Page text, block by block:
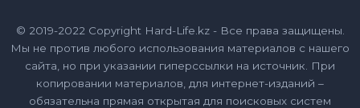
© 2019-2022 Copyright Hard-Life.kz - Все права защищены.
Мы не против любого использования материалов с нашего
сайта, но при указании гиперссылки на источник. При
копировании материалов, для интернет-изданий –
обязательна прямая открытая для поисковых систем